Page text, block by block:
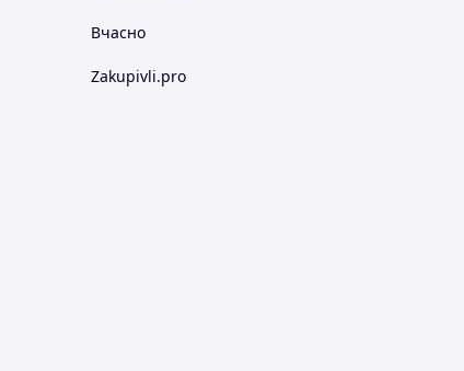
Вчасно
Zakupivli.pro